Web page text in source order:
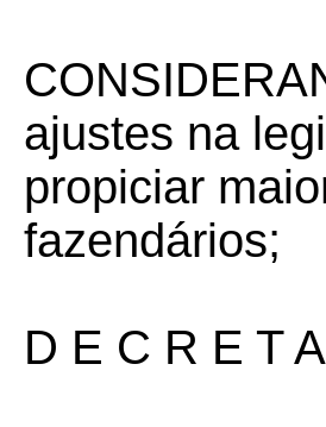
ajustes na
propiciar
fazendários;
D E C R E T